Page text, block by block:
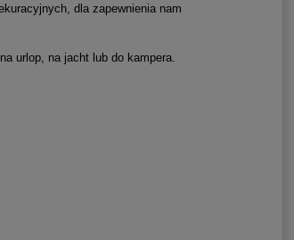
dla zapewnienia nam
urlop, na jacht lub do kampera.